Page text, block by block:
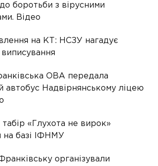
боротьби з вірусними
Відео
на КТ: НСЗУ нагадує
ОВА передала
автобус Надвірнянському ліцею
«Глухота не вирок»
на базі ІФНМУ
організували